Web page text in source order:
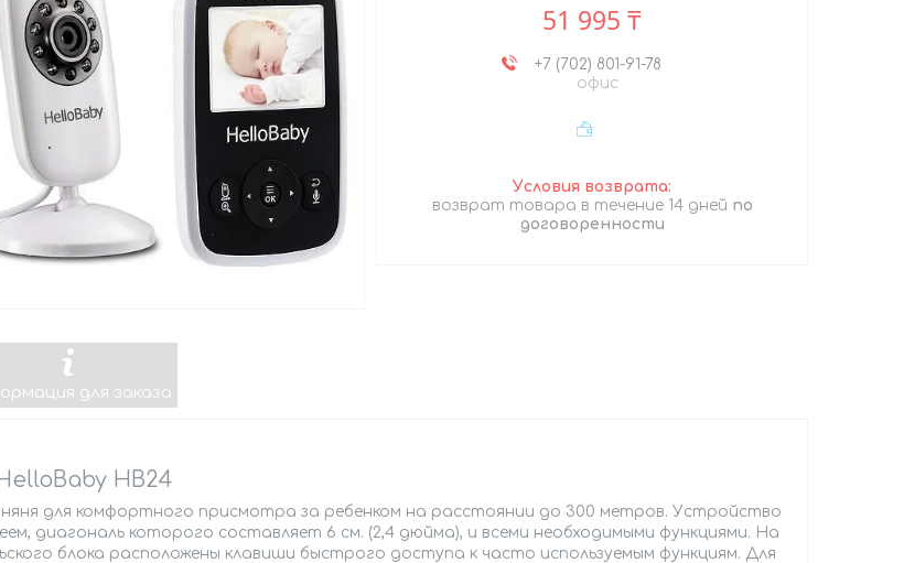
51 995 ₸
+7 (702) 801-91-78
офис
возврат товара в течение 14 дней по
договоренности
для заказа
HB24
для комфортного присмотра за ребенком на расстоянии до 300 метров. Устройство
диагональ которого составляет 6 см. (2,4 дюйма), и всеми необходимыми функциями. На
блока расположены клавиши быстрого доступа к часто используемым функциям. Для